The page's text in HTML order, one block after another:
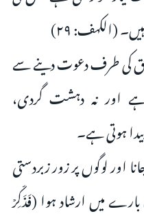
(الكهف: ٢٩)
حق کی طرف دعوت دینے سے
ہے اور نہ دہشت گردی،
ہوتی ہے۔
اور لوگوں پر زور زبردستی
میں ارشاد ہوا (فَذَكِّرۡ